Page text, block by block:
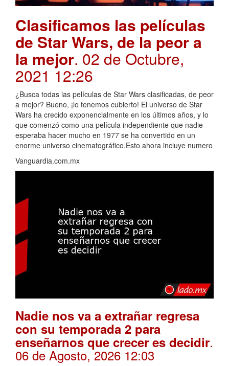
Clasificamos las películas
de Star Wars, de la peor a
la mejor. 02 de Octubre,
2021 12:26
¿Busca todas las películas de Star Wars clasificadas, de peor
a mejor? Bueno, ¡lo tenemos cubierto! El universo de Star
Wars ha crecido exponencialmente en los últimos años, y lo
que comenzó como una película independiente que nadie
esperaba hacer mucho en 1977 se ha convertido en un
enorme universo cinematográfico.Esto ahora incluye numero
Vanguardia.com.mx
Nadie nos va a extrañar regresa
con su temporada 2 para
enseñarnos que crecer es decidir.
06 de Agosto, 2026 12:03